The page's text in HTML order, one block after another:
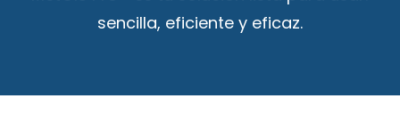
sencilla, eficiente y eficaz.